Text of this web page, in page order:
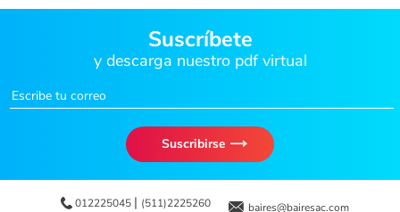
Suscríbete
y descarga nuestro pdf virtual
Suscribirse
012225045 | (511)2225260 baires@bairesac.com